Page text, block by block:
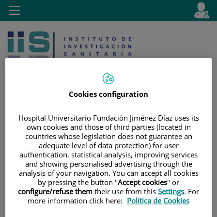
Saltar al contenido
contenido
Selector
activo
es
Buscar
Toggle
navigation
Cookies configuration
Hospital Universitario Fundación Jiménez Díaz uses its
own cookies and those of third parties (located in
countries whose legislation does not guarantee an
adequate level of data protection) for user
authentication, statistical analysis, improving services
and showing personalised advertising through the
analysis of your navigation. You can accept all cookies
by pressing the button "Accept cookies" or
configure/refuse them their use from this Settings. For
more information click here: Política de Cookies